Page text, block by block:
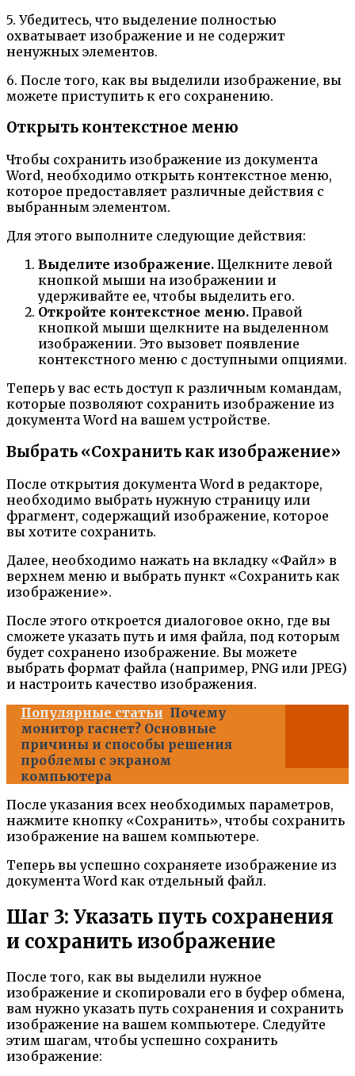
5. Убедитесь, что выделение полностью
охватывает изображение и не содержит
ненужных элементов.
6. После того, как вы выделили изображение, вы
можете приступить к его сохранению.
Открыть контекстное меню
Чтобы сохранить изображение из документа
Word, необходимо открыть контекстное меню,
которое предоставляет различные действия с
выбранным элементом.
Для этого выполните следующие действия:
Выделите изображение. Щелкните левой
кнопкой мыши на изображении и
удерживайте ее, чтобы выделить его.
Откройте контекстное меню. Правой
кнопкой мыши щелкните на выделенном
изображении. Это вызовет появление
контекстного меню с доступными опциями.
Теперь у вас есть доступ к различным командам,
которые позволяют сохранить изображение из
документа Word на вашем устройстве.
Выбрать «Сохранить как изображение»
После открытия документа Word в редакторе,
необходимо выбрать нужную страницу или
фрагмент, содержащий изображение, которое
вы хотите сохранить.
Далее, необходимо нажать на вкладку «Файл» в
верхнем меню и выбрать пункт «Сохранить как
изображение».
После этого откроется диалоговое окно, где вы
сможете указать путь и имя файла, под которым
будет сохранено изображение. Вы можете
выбрать формат файла (например, PNG или JPEG)
и настроить качество изображения.
Популярные статьи Почему
монитор гаснет? Основные
причины и способы решения
проблемы с экраном
компьютера
После указания всех необходимых параметров,
нажмите кнопку «Сохранить», чтобы сохранить
изображение на вашем компьютере.
Теперь вы успешно сохраняете изображение из
документа Word как отдельный файл.
Шаг 3: Указать путь сохранения
и сохранить изображение
После того, как вы выделили нужное
изображение и скопировали его в буфер обмена,
вам нужно указать путь сохранения и сохранить
изображение на вашем компьютере. Следуйте
этим шагам, чтобы успешно сохранить
изображение: